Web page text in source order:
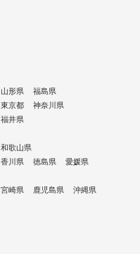
山形県
福島県
東京都
神奈川県
福井県
和歌山県
香川県 徳島県
愛媛県
宮崎県 鹿児島県 沖縄県